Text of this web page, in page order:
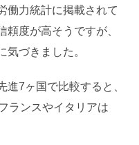
働力統計に掲載されて
度が高そうですが、
気づきました。
進7ヶ国で比較すると、
ランスやイタリアは